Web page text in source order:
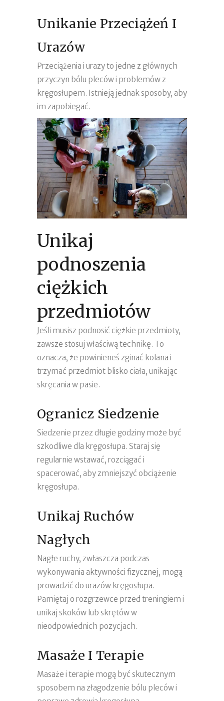
Unikanie Przeciążeń I
Urazów
Przeciążenia i urazy to jedne z głównych
przyczyn bólu pleców i problemów z
kręgosłupem. Istnieją jednak sposoby, aby
im zapobiegać.
Unikaj
podnoszenia
ciężkich
przedmiotów
Jeśli musisz podnosić ciężkie przedmioty,
zawsze stosuj właściwą technikę. To
oznacza, że powinieneś zginać kolana i
trzymać przedmiot blisko ciała, unikając
skręcania w pasie.
Ogranicz Siedzenie
Siedzenie przez długie godziny może być
szkodliwe dla kręgosłupa. Staraj się
regularnie wstawać, rozciągać i
spacerować, aby zmniejszyć obciążenie
kręgosłupa.
Unikaj Ruchów
Nagłych
Nagłe ruchy, zwłaszcza podczas
wykonywania aktywności fizycznej, mogą
prowadzić do urazów kręgosłupa.
Pamiętaj o rozgrzewce przed treningiem i
unikaj skoków lub skrętów w
nieodpowiednich pozycjach.
Masaże I Terapie
Masaże i terapie mogą być skutecznym
sposobem na złagodzenie bólu pleców i